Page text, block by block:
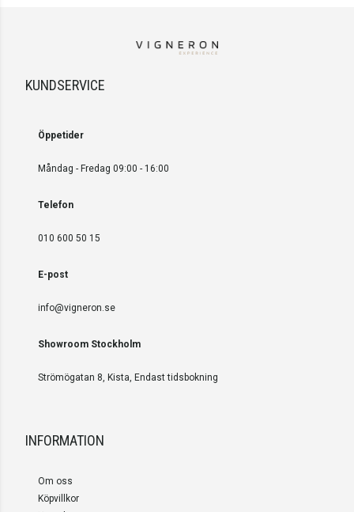
KUNDSERVICE
Öppetider
Måndag - Fredag 09:00 - 16:00
Telefon
010 600 50 15
E-post
info@vigneron.se
Showroom Stockholm
Strömögatan 8, Kista, Endast tidsbokning
INFORMATION
Om oss
Köpvillkor